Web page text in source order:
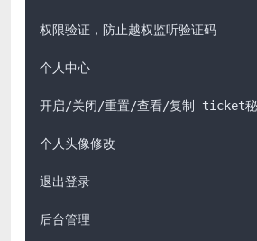
权限验证，防止越权监听验证码
个人中心
开启/关闭/重置/查看/复制 ticket秘
个人头像修改
退出登录
后台管理